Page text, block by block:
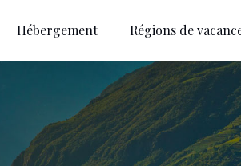
Hébergement Régions de